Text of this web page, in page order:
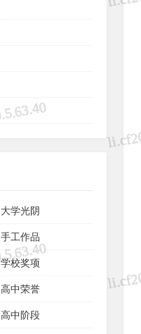
大学光阴
手工作品
学校奖项
高中荣誉
高中阶段